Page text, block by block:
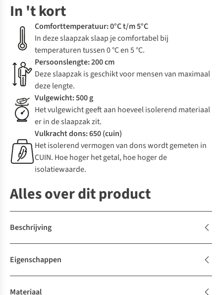
In 't kort
Comforttemperatuur: 0°C t/m 5°C
In deze slaapzak slaap je comfortabel bij
temperaturen tussen 0 °C en 5 °C.
Persoonslengte: 200 cm
Deze slaapzak is geschikt voor mensen van maximaal
deze lengte.
Vulgewicht: 500 g
Het vulgewicht geeft aan hoeveel isolerend materiaal
er in de slaapzak zit.
Vulkracht dons: 650 (cuin)
Het isolerend vermogen van dons wordt gemeten in
CUIN. Hoe hoger het getal, hoe hoger de
isolatiewaarde.
Alles over dit product
Beschrijving
Eigenschappen
Materiaal